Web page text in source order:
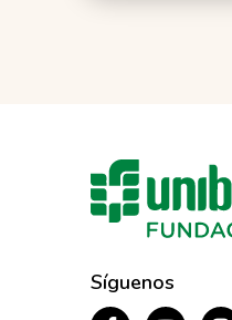
Síguenos